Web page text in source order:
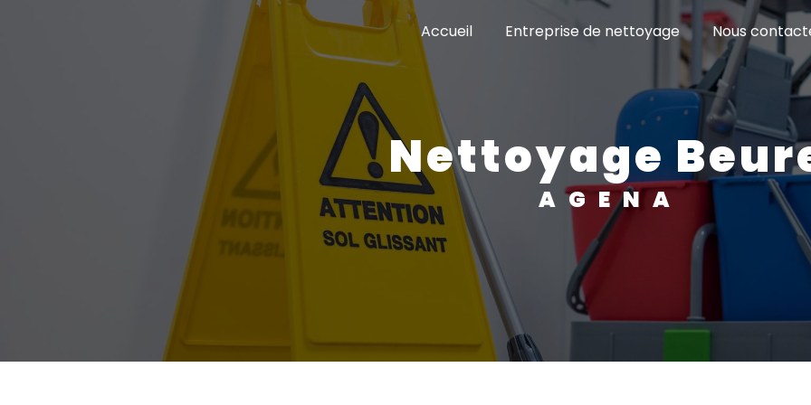
Accueil Entreprise de nettoyage Nous
Nettoyage
AGENA